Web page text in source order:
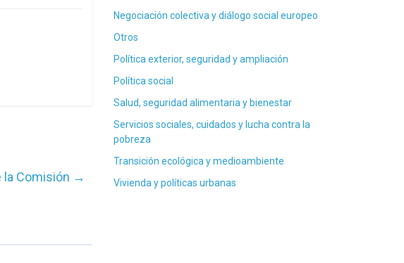
la Comisión →
Negociación colectiva y diálogo social europeo
Otros
Política exterior, seguridad y ampliación
Política social
Salud, seguridad alimentaria y bienestar
Servicios sociales, cuidados y lucha contra la
pobreza
Transición ecológica y medioambiente
Vivienda y políticas urbanas